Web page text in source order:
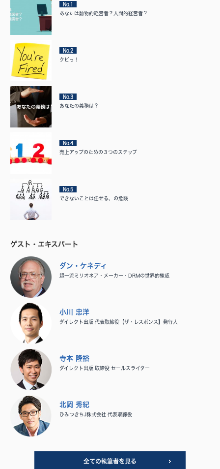
No.1
あなたは動物的経営者？人間的経営者？
No.2
クビっ！
No.3
あなたの義務は？
No.4
売上アップのための３つのステップ
No.5
できないことは任せる、の危険
ゲスト・エキスパート
ダン・ケネディ
超一流ミリオネア・メーカー・DRMの世界的権威
小川 忠洋
ダイレクト出版 代表取締役【ザ・レスポンス】発行人
寺本 隆裕
ダイレクト出版 取締役 セールスライター
北岡 秀紀
ひみつきちJ株式会社 代表取締役
全ての執筆者を見る